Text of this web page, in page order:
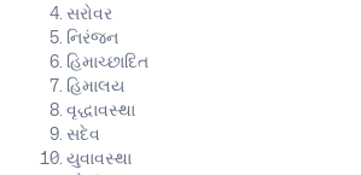
સરોવર
નિરંજન
હિમાચ્છાદિત
હિમાલય
વૃદ્ધાવસ્થા
સદેવ
યુવાવસ્થા